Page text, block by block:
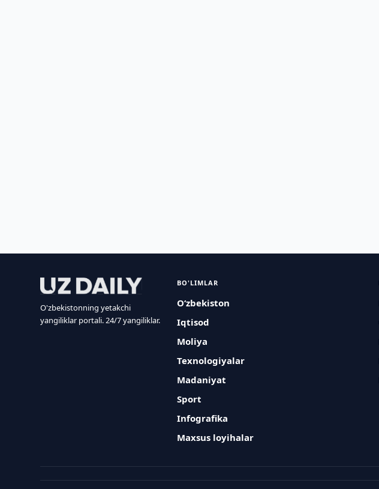
O'zbekistonning yetakchi
yangiliklar portali. 24/7 yangiliklar.
BO'LIMLAR
O‘zbekiston
Iqtisod
Moliya
Texnologiyalar
Madaniyat
Sport
Infografika
Maxsus loyihalar